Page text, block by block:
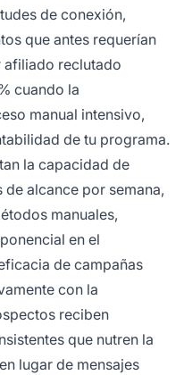
de conexión,
que antes requerían
afiliado reclutado
cuando la
manual intensivo,
de tu programa.
la capacidad de
alcance por semana,
manuales,
en el
de campañas
con la
reciben
que nutren la
lugar de mensajes